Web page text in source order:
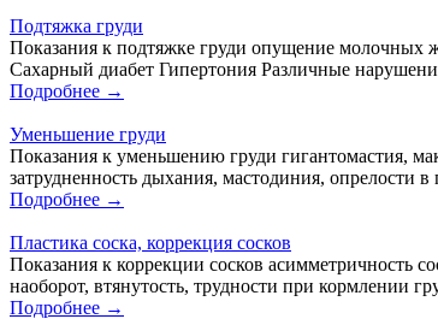
Подтяжка груди
Показания к подтяжке груди опущение молочных
Сахарный диабет Гипертония Различные
Подробнее →
Уменьшение груди
Показания к уменьшению груди гигантомастия,
затрудненность дыхания, мастодиния, опрелости
Подробнее →
Пластика соска, коррекция сосков
Показания к коррекции сосков асимметричность
наоборот, втянутость, трудности при кормлении
Подробнее →